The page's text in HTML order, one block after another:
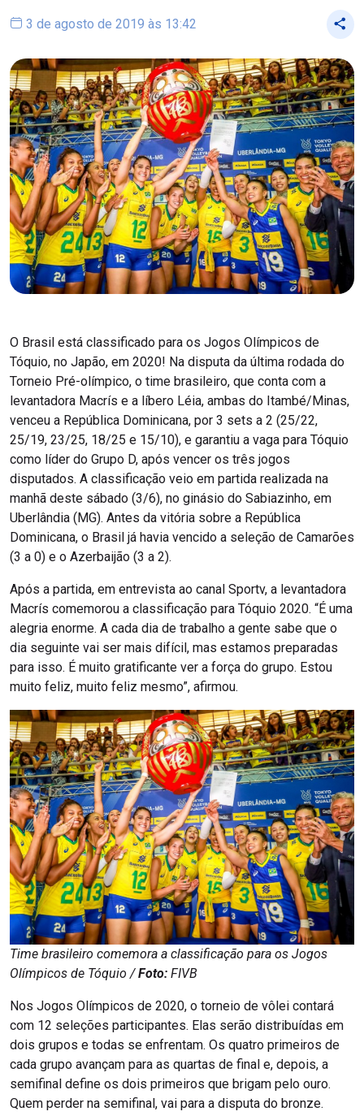
3 de agosto de 2019 às 13:42
O Brasil está classificado para os Jogos Olímpicos de
Tóquio, no Japão, em 2020! Na disputa da última rodada do
Torneio Pré-olímpico, o time brasileiro, que conta com a
levantadora Macrís e a líbero Léia, ambas do Itambé/Minas,
venceu a República Dominicana, por 3 sets a 2 (25/22,
25/19, 23/25, 18/25 e 15/10), e garantiu a vaga para Tóquio
como líder do Grupo D, após vencer os três jogos
disputados. A classificação veio em partida realizada na
manhã deste sábado (3/6), no ginásio do Sabiazinho, em
Uberlândia (MG). Antes da vitória sobre a República
Dominicana, o Brasil já havia vencido a seleção de Camarões
(3 a 0) e o Azerbaijão (3 a 2).
Após a partida, em entrevista ao canal Sportv, a levantadora
Macrís comemorou a classificação para Tóquio 2020. “É uma
alegria enorme. A cada dia de trabalho a gente sabe que o
dia seguinte vai ser mais difícil, mas estamos preparadas
para isso. É muito gratificante ver a força do grupo. Estou
muito feliz, muito feliz mesmo”, afirmou.
Time brasileiro comemora a classificação para os Jogos
Olímpicos de Tóquio /Foto: FIVB
Nos Jogos Olímpicos de 2020, o torneio de vôlei contará
com 12 seleções participantes. Elas serão distribuídas em
dois grupos e todas se enfrentam. Os quatro primeiros de
cada grupo avançam para as quartas de final e, depois, a
semifinal define os dois primeiros que brigam pelo ouro.
Quem perder na semifinal, vai para a disputa do bronze.